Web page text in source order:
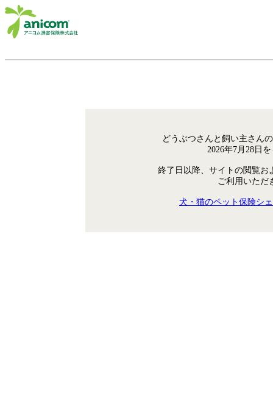
どうぶつさんと飼い主さん
2026年7月28日
終了日以降、サイトの閲覧お
ご利用いただ
犬・猫のペット保険シ